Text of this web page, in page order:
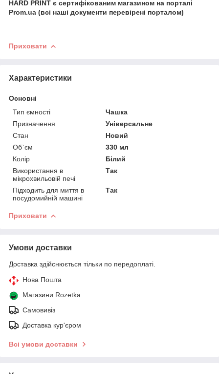
HARD PRINT є сертифікованим магазином на порталі
Prom.ua (всі наші документи перевірені порталом)
Приховати
Характеристики
Основні
Тип ємності
Чашка
Призначення
Універсальне
Стан
Новий
Об`єм
330 мл
Колір
Білий
Використання в
мікрохвильовій печі
Так
Підходить для миття в
посудомийній машині
Так
Приховати
Умови доставки
Доставка здійснюється тільки по передоплаті.
Нова Пошта
Магазини Rozetka
Самовивіз
Доставка кур'єром
Всі умови доставки